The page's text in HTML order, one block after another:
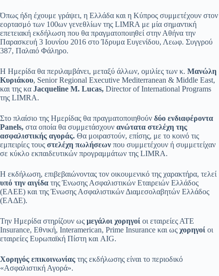
Όπως ήδη έχουμε γράψει, η Ελλάδα και η Κύπρος συμμετέχουν στον
εορτασμό των 100ων γενεθλίων της LIMRA με μία σημαντική
επετειακή εκδήλωση που θα πραγματοποιηθεί στην Αθήνα την
Παρασκευή 3 Ιουνίου 2016 στο Ίδρυμα Ευγενίδου, Λεωφ. Συγγρού
387, Παλαιό Φάληρο.
Η Ημερίδα θα περιλαμβάνει, μεταξύ άλλων, ομιλίες των κ. Μανώλη
Κυριάκου, Senior Regional Executive Mediterranean & Middle East,
και της κα Jacqueline M. Lucas, Director of International Programs
της LIMRA.
Στο πλαίσιο της Ημερίδας θα πραγματοποιηθούν δύο ενδιαφέροντα
Panels, στα οποία θα συμμετάσχουν ανώτατα στελέχη της
ασφαλιστικής αγοράς. Θα μοιραστούν, επίσης, με το κοινό τις
εμπειρίες τους στελέχη πωλήσεων που συμμετέχουν ή συμμετείχαν
σε κύκλο εκπαιδευτικών προγραμμάτων της LIMRA.
Η εκδήλωση, επιβεβαιώνοντας τον οικουμενικό της χαρακτήρα, τελεί
υπό την αιγίδα της Ένωσης Ασφαλιστικών Εταιρειών Ελλάδος
(ΕΑΕΕ) και της Ένωσης Ασφαλιστικών Διαμεσολαβητών Ελλάδος
(ΕΑΔΕ).
Την Ημερίδα στηρίζουν ως μεγάλοι χορηγοί οι εταιρείες ΑΤΕ
Insurance, Εθνική, Interamerican, Prime Insurance και ως χορηγοί οι
εταιρείες Ευρωπαϊκή Πίστη και AIG.
Χορηγός επικοινωνίας της εκδήλωσης είναι το περιοδικό
«Ασφαλιστική Αγορά».